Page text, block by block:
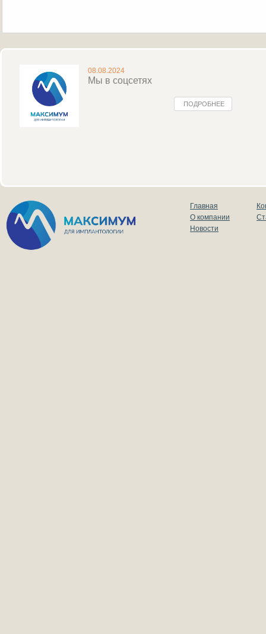
08.08.2024
Мы в соцсетях
ПОДРОБНЕЕ
Главная
О компании
Новости